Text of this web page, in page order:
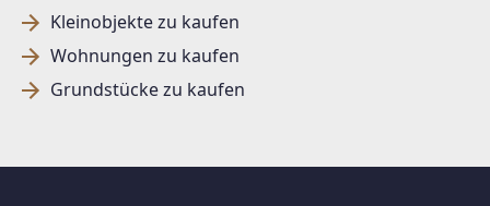
Kleinobjekte zu kaufen
Wohnungen zu kaufen
Grundstücke zu kaufen